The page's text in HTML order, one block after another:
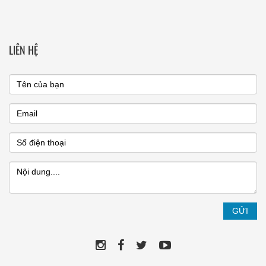
LIÊN HỆ